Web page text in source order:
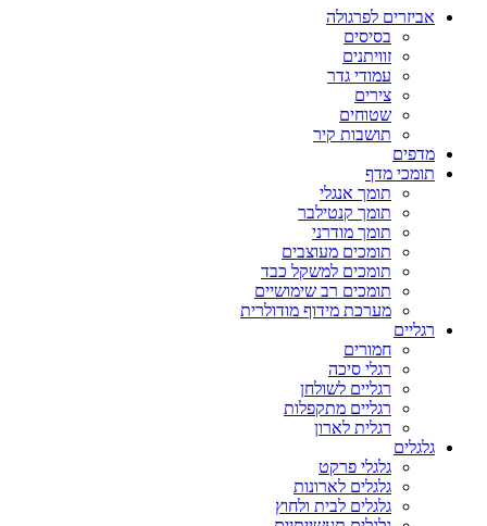
אביזרים לפרגולה
בסיסים
זוויתנים
עמודי גדר
צירים
שטוחים
תושבות קיר
מדפים
תומכי מדף
תומך אנגלי
תומך קנטילבר
תומך מודרני
תומכים מעוצבים
תומכים למשקל כבד
תומכים רב שימושיים
מערכת מידוף מודולרית
רגליים
חמורים
רגלי סיכה
רגליים לשולחן
רגליים מתקפלות
רגלית לארון
גלגלים
גלגלי פרקט
גלגלים לארונות
גלגלים לבית ולחוץ